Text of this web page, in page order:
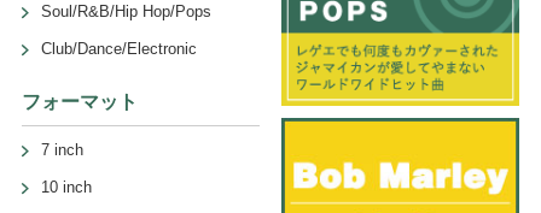
Soul/R&B/Hip Hop/Pops
Club/Dance/Electronic
フォーマット
7 inch
10 inch